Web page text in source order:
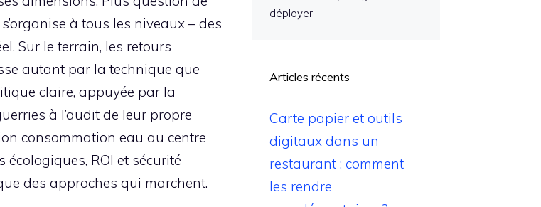
à tous les niveaux – des
Sur le terrain, les retours
autant par la technique que
claire, appuyée par la
à l’audit de leur propre
consommation eau au centre
ROI et sécurité
des approches qui marchent.
déployer.
Articles récents
Carte papier et outils
digitaux dans un
restaurant : comment
les rendre